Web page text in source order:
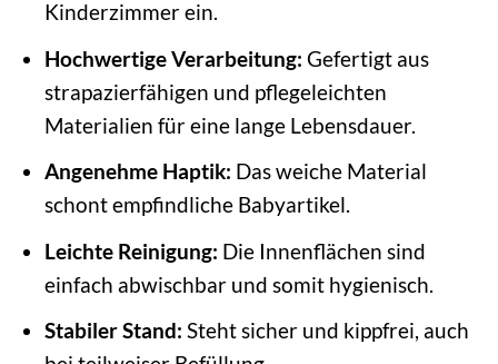
Kinderzimmer ein.
Hochwertige Verarbeitung: Gefertigt aus
strapazierfähigen und pflegeleichten
Materialien für eine lange Lebensdauer.
Angenehme Haptik: Das weiche Material
schont empfindliche Babyartikel.
Leichte Reinigung: Die Innenflächen sind
einfach abwischbar und somit hygienisch.
Stabiler Stand: Steht sicher und kippfrei, auch